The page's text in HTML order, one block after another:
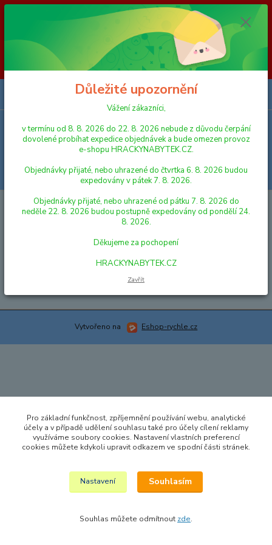
Vážení zákazníci, v termínu od 8. 8. 2026 do 23. 8. 2026 nebude z
důvodu čerpání dovolené probíhat expedice objednávek a bude omezen
provoz e-shopu HRACKYNABYTEK.CZ. Objednávky přijaté, nebo
uhrazené do čtvrtka 6. 8. 2026 budou expedovány v pátek 7. 8. 2026.
Objednávky přijaté, nebo uhrazené od pátku 7. 8. 2026 do neděle 23. 8.
2026 budou postupně expedovány od pondělí 24. 8. 2026. Děkujeme za
pochopení HRACKYNABYTEK.CZ
Menu
Hledat
NÁBYTEK Stoly
Vytvořeno na Eshop-rychle.cz
Důležité upozornění
Vážení zákazníci,
v termínu od 8. 8. 2026 do 22. 8. 2026 nebude z důvodu čerpání
dovolené probíhat expedice objednávek a bude omezen provoz
e-shopu HRACKYNABYTEK.CZ.
Objednávky přijaté, nebo uhrazené do čtvrtka 6. 8. 2026 budou
expedovány v pátek 7. 8. 2026.
Objednávky přijaté, nebo uhrazené od pátku 7. 8. 2026 do
neděle 22. 8. 2026 budou postupně expedovány od pondělí 24.
8. 2026.
Děkujeme za pochopení
HRACKYNABYTEK.CZ
Zavřít
Pro základní funkčnost, zpříjemnění používání webu, analytické
účely a v případě udělení souhlasu také pro účely cílení reklamy
využíváme soubory cookies. Nastavení vlastních preferencí
cookies můžete kdykoli upravit odkazem ve spodní části stránek.
Nastavení Souhlasím
Souhlas můžete odmítnout zde.